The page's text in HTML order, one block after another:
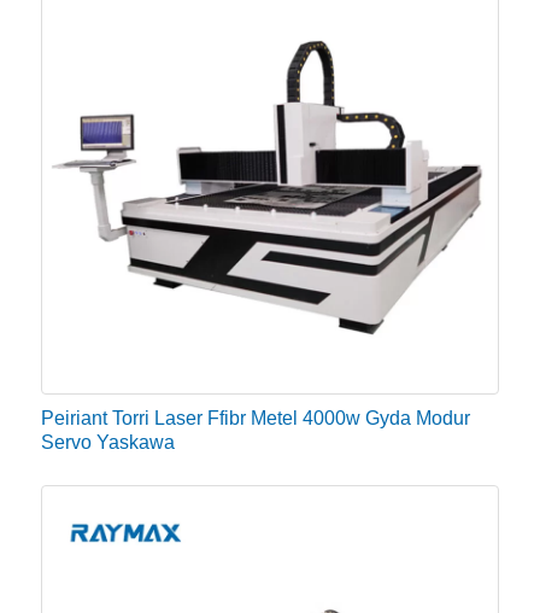
Peiriant Torri Laser Ffibr Metel 4000w Gyda Modur
Servo Yaskawa